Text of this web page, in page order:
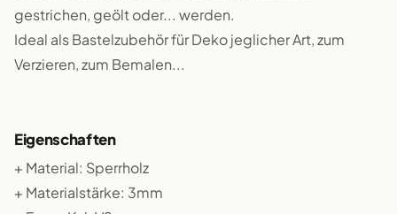
gestrichen, geölt oder... werden.
Ideal als Bastelzubehör für Deko jeglicher Art, zum
Verzieren, zum Bemalen...
Eigenschaften
+ Material: Sperrholz
+ Materialstärke: 3mm